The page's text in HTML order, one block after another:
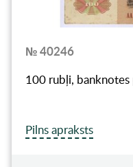
№ 40246
100 rubļi, banknotes
Pilns apraksts